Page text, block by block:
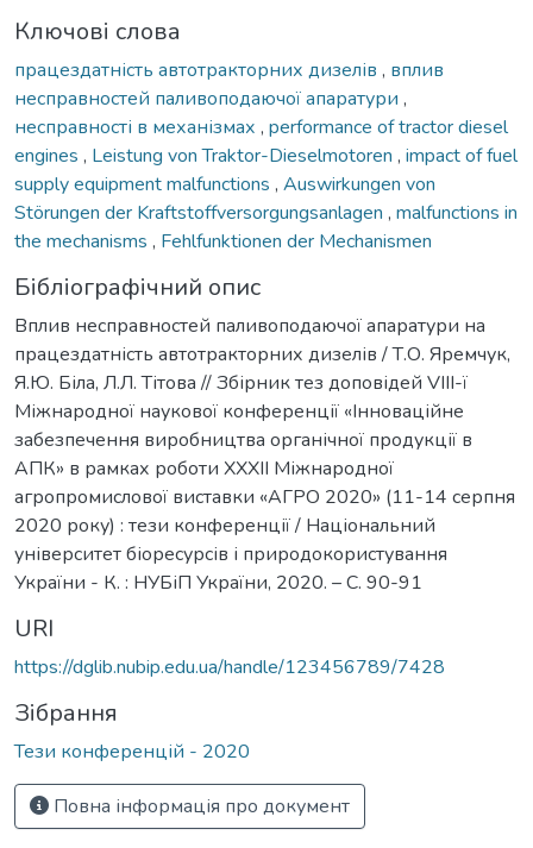
Ключові слова
працездатність автотракторних дизелів , вплив
несправностей паливоподаючої апаратури ,
несправності в механізмах , performance of tractor diesel
engines , Leistung von Traktor-Dieselmotoren , impact of fuel
supply equipment malfunctions , Auswirkungen von
Störungen der Kraftstoffversorgungsanlagen , malfunctions in
the mechanisms , Fehlfunktionen der Mechanismen
Бібліографічний опис
Вплив несправностей паливоподаючої апаратури на
працездатність автотракторних дизелів / Т.О. Яремчук,
Я.Ю. Біла, Л.Л. Тітова // Збірник тез доповідей VIII-ї
Міжнародної наукової конференції «Інноваційне
забезпечення виробництва органічної продукції в
АПК» в рамках роботи XXXII Міжнародної
агропромислової виставки «АГРО 2020» (11-14 серпня
2020 року) : тези конференції / Національний
університет біоресурсів і природокористування
України - К. : НУБіП України, 2020. – C. 90-91
URI
https://dglib.nubip.edu.ua/handle/123456789/7428
Зібрання
Тези конференцій - 2020
Повна інформація про документ